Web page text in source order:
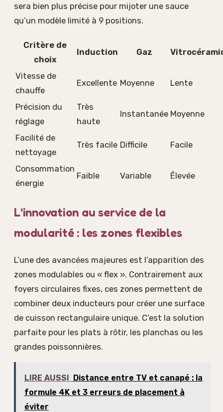
sera bien plus précise pour mijoter une sauce
qu’un modèle limité à 9 positions.
Critère de
choix
Induction Gaz
Vitesse de
chauffe
Excellente Moyenne Lente
Précision du
réglage
Très
haute
Instantanée Moyenne
Facilité de
nettoyage
Très facile Difficile Facile
Consommation
énergie
Faible Variable Élevée
L’innovation au service de la
modularité : les zones flexibles
L’une des avancées majeures est l’apparition des
zones modulables ou « flex ». Contrairement aux
foyers circulaires fixes, ces zones permettent de
combiner deux inducteurs pour créer une surface
de cuisson rectangulaire unique. C’est la solution
parfaite pour les plats à rôtir, les planchas ou les
grandes poissonnières.
LIRE AUSSI Distance entre TV et canapé : la
formule 4K et 3 erreurs de placement à
éviter